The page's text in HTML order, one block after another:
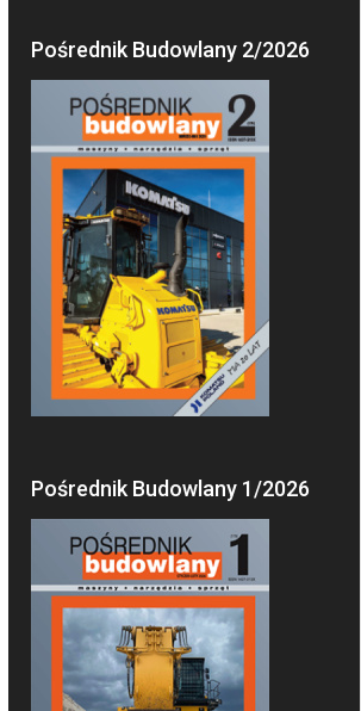
Pośrednik Budowlany 2/2026
Pośrednik Budowlany 1/2026